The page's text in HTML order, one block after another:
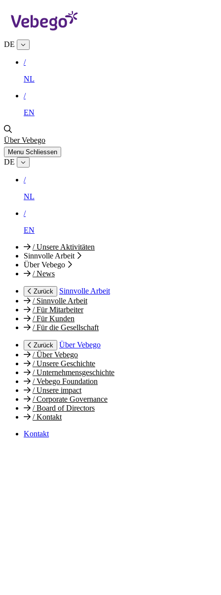
DE
/
NL
/
EN
Über Vebego
Menu Schliessen
DE
/
NL
/
EN
/Unsere Aktivitäten
Sinnvolle Arbeit
Über Vebego
/News
Zurück
Sinnvolle Arbeit
/Sinnvolle Arbeit
/Für Mitarbeiter
/Für Kunden
/Für die Gesellschaft
Zurück
Über Vebego
/Über Vebego
/Unsere Geschichte
/Unternehmensgeschichte
/Vebego Foundation
/Unsere impact
/Corporate Governance
/Board of Directors
/Kontakt
Kontakt